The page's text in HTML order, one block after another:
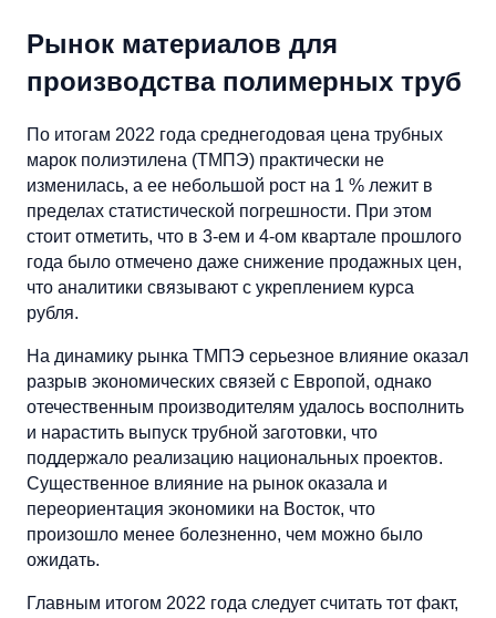
Рынок материалов для
производства полимерных труб
По итогам 2022 года среднегодовая цена трубных
марок полиэтилена (ТМПЭ) практически не
изменилась, а ее небольшой рост на 1 % лежит в
пределах статистической погрешности. При этом
стоит отметить, что в 3-ем и 4-ом квартале прошлого
года было отмечено даже снижение продажных цен,
что аналитики связывают с укреплением курса
рубля.
На динамику рынка ТМПЭ серьезное влияние оказал
разрыв экономических связей с Европой, однако
отечественным производителям удалось восполнить
и нарастить выпуск трубной заготовки, что
поддержало реализацию национальных проектов.
Существенное влияние на рынок оказала и
переориентация экономики на Восток, что
произошло менее болезненно, чем можно было
ожидать.
Главным итогом 2022 года следует считать тот факт,